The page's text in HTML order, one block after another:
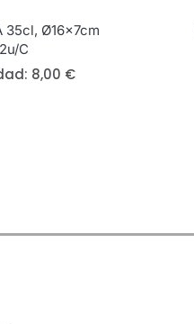
35cl, Ø16x7cm
c
8,00 €